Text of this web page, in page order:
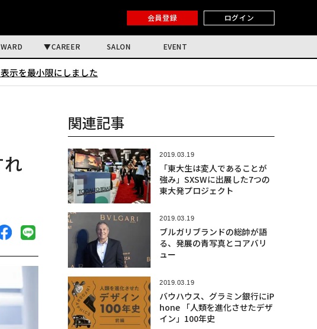
会員登録 ログイン
CAREER SALON EVENT
示を最小限にしました
関連記事
2019.03.19
「東大生は変人であることが
強み」SXSWに出展した7つの
東大発プロジェクト
2019.03.19
ブルガリブランドの総帥が語
る、発展の青写真とコアバリ
ュー
2019.03.19
バウハウス、グラミン銀行にiP
hone 「人類を進化させたデザ
イン」100年史